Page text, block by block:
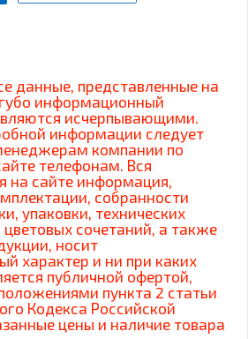
данные, представленные на
информационный
исчерпывающими.
информации следует
компании по
телефонам. Вся
на сайте информация,
собранности
упаковки, технических
цветовых сочетаний, а также
носит
характер и ни при каких
публичной офертой,
пункта 2 статьи
Кодекса Российской
цены и наличие товара